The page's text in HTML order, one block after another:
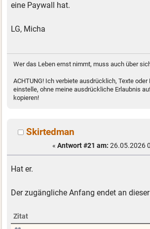
eine Paywall hat.
LG, Micha
Wer das Leben ernst nimmt, muss auch über
ACHTUNG! Ich verbiete ausdrücklich, Texte oder
einstelle, ohne meine ausdrückliche Erlaubnis
kopieren!
Skirtedman
« Antwort #21 am: 26.05.2026
Hat er.
Der zugängliche Anfang endet an
Zitat